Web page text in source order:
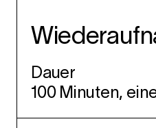
Dauer
100 Minuten,